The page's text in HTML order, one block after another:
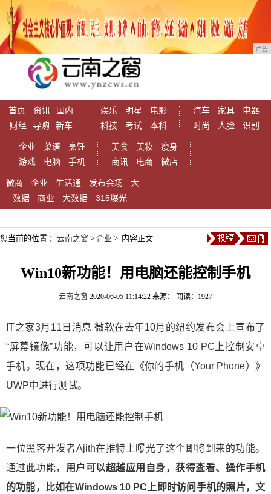
广告
首页 资讯
国内
财经
导购 新车
娱乐 明星
电影
科技
考试 本科
汽车 家具
电器
时尚
人脸 识别
企业 菜谱
烹饪
游戏
电脑 手机
美食 美妆
瘦身
商讯
电商 微店
微商 企业 生活通 发布会场
大
数据
商业 大数据 315爆光
您当前的位置 ： 云南之窗 > 企业 > 内容正文
Win10新功能！用电脑还能控制手机
云南之窗 2020-06-05 11:14:22 来源： 阅读：1927
IT之家3月11日消息 微软在去年10月的纽约发布会上宣布了
“屏幕镜像”功能，可以让用户在Windows 10 PC上控制安卓
手机。现在，这项功能已经在《你的手机（Your Phone）》
UWP中进行测试。
一位黑客开发者Ajith在推特上曝光了这个即将到来的功能。
通过此功能， 用户可以超越应用自身，获得查看、操作手机
的功能，比如在Windows 10 PC上即时访问手机的照片，文